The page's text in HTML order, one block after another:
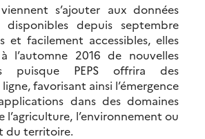
s’ajouter aux données
disponibles depuis septembre
et facilement accessibles, elles
l’automne 2016 de nouvelles
puisque PEPS offrira des
favorisant ainsi l’émergence
dans des domaines
l’agriculture, l’environnement ou
du territoire.